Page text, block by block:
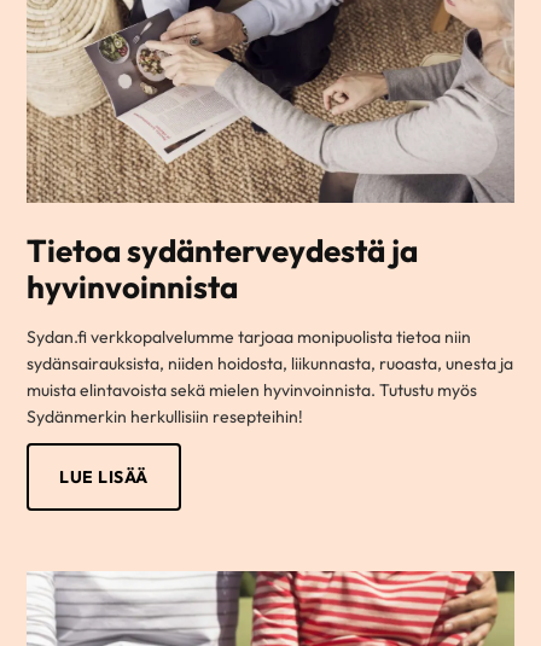
Tietoa sydänterveydestä ja
hyvinvoinnista
Sydan.fi verkkopalvelumme tarjoaa monipuolista tietoa niin
sydänsairauksista, niiden hoidosta, liikunnasta, ruoasta, unesta ja
muista elintavoista sekä mielen hyvinvoinnista. Tutustu myös
Sydänmerkin herkullisiin resepteihin!
LUE LISÄÄ